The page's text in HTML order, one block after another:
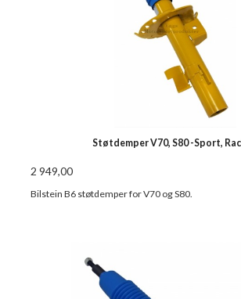
Støtdemper V70, S80 -Sport,
2 949,00
Bilstein B6 støtdemper for V70 og S80.